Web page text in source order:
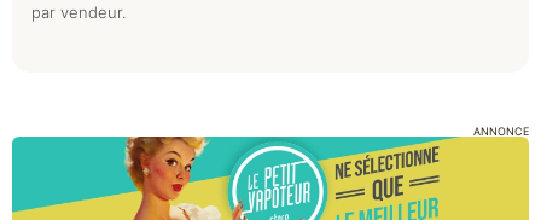
par vendeur.
ANNONCE